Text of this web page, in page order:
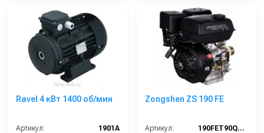
Ravel 4 кВт 1400 об/мин
Артикул:
1901A
Zongshen ZS 190 FE
Артикул:
190FET90Q19E